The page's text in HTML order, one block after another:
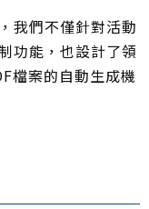
我們不僅針對活動
功能，也設計了領
檔案的自動生成機